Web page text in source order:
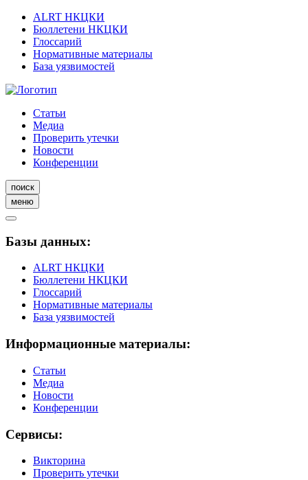
ALRT НКЦКИ
Бюллетени НКЦКИ
Глоссарий
Нормативные материалы
База уязвимостей
Статьи
Медиа
Проверить утечки
Новости
Конференции
поиск
меню
Базы данных:
ALRT НКЦКИ
Бюллетени НКЦКИ
Глоссарий
Нормативные материалы
База уязвимостей
Информационные материалы:
Статьи
Медиа
Новости
Конференции
Сервисы:
Викторина
Проверить утечки